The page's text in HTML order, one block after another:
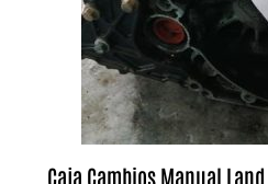
Caja Cambios Manual